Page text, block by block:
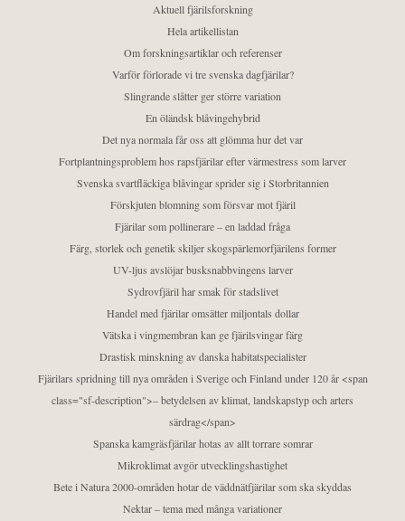
Aktuell fjärilsforskning
Hela artikellistan
Om forskningsartiklar och referenser
Varför förlorade vi tre svenska dagfjärilar?
Slingrande slåtter ger större variation
En öländsk blåvingehybrid
Det nya normala får oss att glömma hur det var
Fortplantningsproblem hos rapsfjärilar efter värmestress som larver
Svenska svartfläckiga blåvingar sprider sig i Storbritannien
Förskjuten blomning som försvar mot fjäril
Fjärilar som pollinerare – en laddad fråga
Färg, storlek och genetik skiljer skogspärlemorfjärilens former
UV-ljus avslöjar busksnabbvingens larver
Sydrovfjäril har smak för stadslivet
Handel med fjärilar omsätter miljontals dollar
Vätska i vingmembran kan ge fjärilsvingar färg
Drastisk minskning av danska habitatspecialister
Fjärilars spridning till nya områden i Sverige och Finland under 120 år <span
class="sf-description">– betydelsen av klimat, landskapstyp och arters
särdrag</span>
Spanska kamgräsfjärilar hotas av allt torrare somrar
Mikroklimat avgör utvecklingshastighet
Bete i Natura 2000-områden hotar de väddnätfjärilar som ska skyddas
Nektar – tema med många variationer